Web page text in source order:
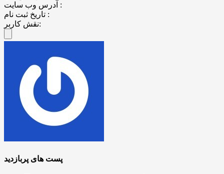
آدرس وب سایت :
تاریخ ثبت نام :
نقش کاربر:
پست های پربازدید